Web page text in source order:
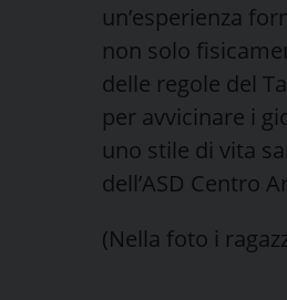
un’esperienza
non solo
delle regole del
per avvicinare i
uno stile di vita
dell’ASD Centro
(Nella foto i